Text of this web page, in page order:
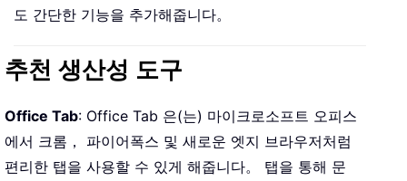
도 간단한 기능을 추가해줍니다。
추천 생산성 도구
Office Tab: Office Tab 은(는) 마이크로소프트 오피스
에서 크롬， 파이어폭스 및 새로운 엣지 브라우저처럼
편리한 탭을 사용할 수 있게 해줍니다。 탭을 통해 문